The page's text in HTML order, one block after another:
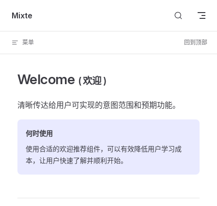
Skip to content
Mixte
菜单 回到顶部
Welcome ( 欢迎 )
清晰传达给用户可实现的意图范围和预期功能。
何时使用
使用合适的欢迎推荐组件，可以有效降低用户学习成
本，让用户快速了解并顺利开始。